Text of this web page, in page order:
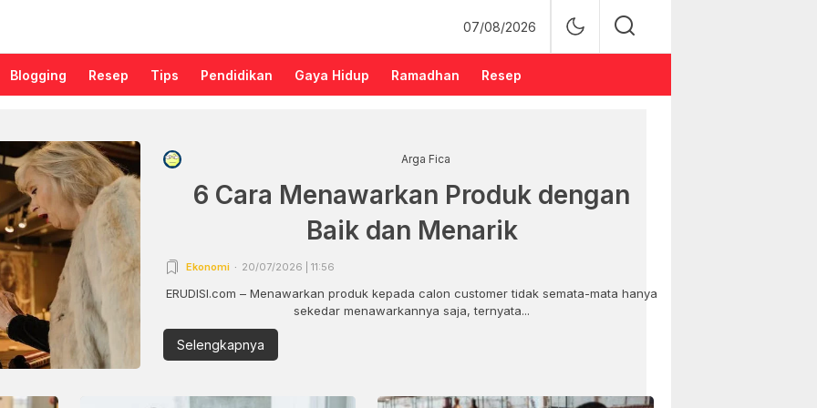
07/08/2026
Blogging Resep Tips Pendidikan Gaya Hidup Ramadhan Resep
Arga Fica
6 Cara Menawarkan Produk dengan
Baik dan Menarik
Ekonomi 20/07/2026 | 11:56
ERUDISI.com – Menawarkan produk kepada calon customer tidak semata-mata hanya
sekedar menawarkannya saja, ternyata...
Selengkapnya